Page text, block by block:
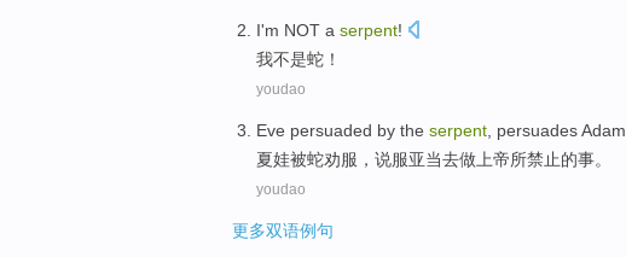
I'm NOT a serpent!
我不是蛇 ！
youdao
Eve persuaded by the serpent persuadesAdam
夏娃被蛇劝服， 说服亚当去做 上帝所禁止的事。
youdao
更多双语例句